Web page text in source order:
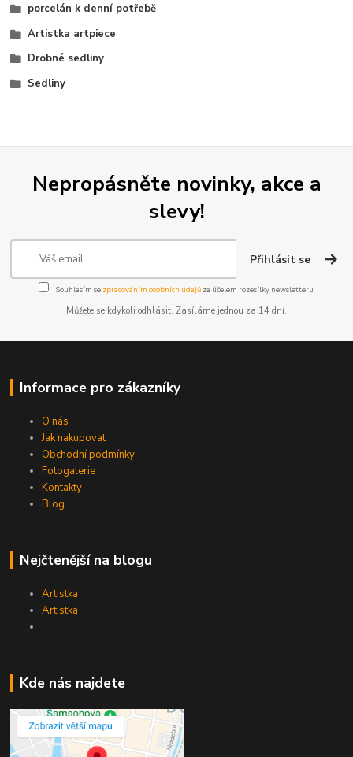
porcelán k denní potřebě
Artistka artpiece
Drobné sedliny
Sedliny
Nepropásněte novinky, akce a
slevy!
Přihlásit se
Souhlasím se zpracováním osobních údajůza účelem rozesílky newsletteru.
Můžete se kdykoli odhlásit. Zasíláme jednou za 14 dní.
Informace pro zákazníky
O nás
Jak nakupovat
Obchodní podmínky
Fotogalerie
Kontakty
Blog
Nejčtenější na blogu
Artistka
Artistka
Kde nás najdete